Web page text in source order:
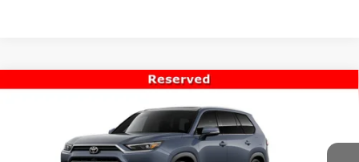
2026Toyota Grand Highlander HybridMAX
5TDADAB58TS051304Valores:T69438Modelo:6732
$63,800
PRECIO FINAL
Less
Comparar vehículo